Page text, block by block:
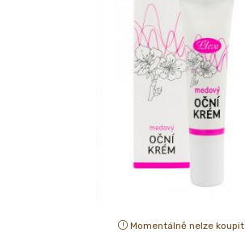
Momentálně nelze koupit